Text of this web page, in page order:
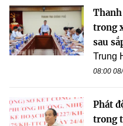
trong
sau
Trung
08:00
Phát
trong